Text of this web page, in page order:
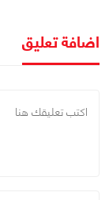
اضافة تعليق